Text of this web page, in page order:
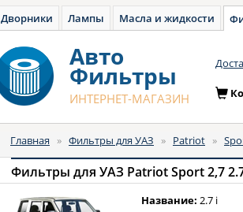
Дворники Лампы Масла и жидкости
Авто
Фильтры
ИНТЕРНЕТ-МАГАЗИН
Главная » Фильтры для УАЗ » Patriot »
Фильтры для УАЗ Patriot Sport 2,7 2.7
Название: 2.7 i